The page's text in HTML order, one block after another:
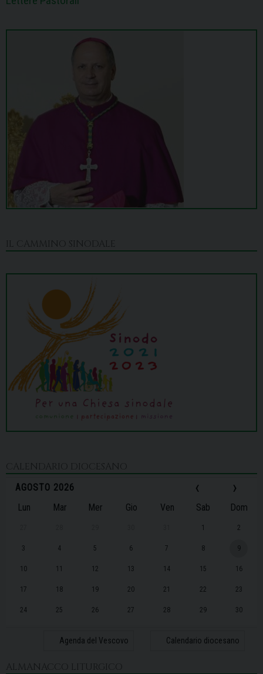
IL CAMMINO SINODALE
CALENDARIO DIOCESANO
‹
AGOSTO 2026 ›
Lun Mar Mer Gio Ven Sab Dom
1 2
3 4 5 6 7 8 9
10 11 12 13 14 15 16
17 18 19 20 21 22 23
24 25 26 27 28 29 30
Agenda del Vescovo Calendario diocesano
ALMANACCO LITURGICO